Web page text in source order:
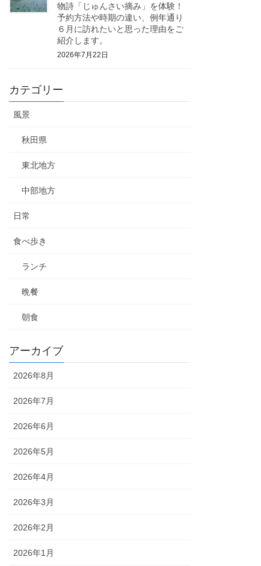
物詩「じゅんさい摘み」を体験！
予約方法や時期の違い、例年通り
６月に訪れたいと思った理由をご
紹介します。
2026年7月22日
カテゴリー
風景
秋田県
東北地方
中部地方
日常
食べ歩き
ランチ
晩餐
朝食
アーカイブ
2026年8月
2026年7月
2026年6月
2026年5月
2026年4月
2026年3月
2026年2月
2026年1月